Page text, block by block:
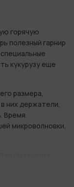
горячую
полезный гарнир
кукурузу еще
размера,
них держатели,
Время
микроволновки,